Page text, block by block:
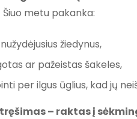
metu pakanka:
žiedynus,
ar pažeistas šakeles,
per ilgus ūglius, kad jų
– raktas į